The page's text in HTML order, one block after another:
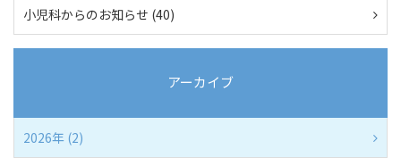
小児科からのお知らせ (40)
アーカイブ
2026年 (2)